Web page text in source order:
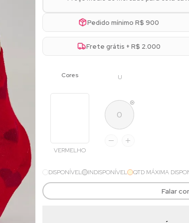
Pedido mínimo R$ 900
Frete grátis + R$ 2.000
U
VERMELHO
DISPONÍVEL INDISPONÍVEL QTD MÁXIMA
Falar